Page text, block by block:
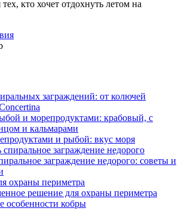
кто хочет отдохнуть летом на
заграждений: от колючей
и рыбой: вкус моря
заграждение недорого: советы и
решение для охраны периметра